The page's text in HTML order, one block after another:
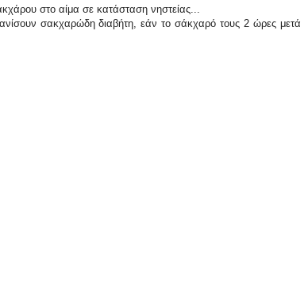
στο αίμα σε κατάσταση νηστείας...
σακχαρώδη διαβήτη, εάν το σάκχαρό τους 2 ώρες μετά